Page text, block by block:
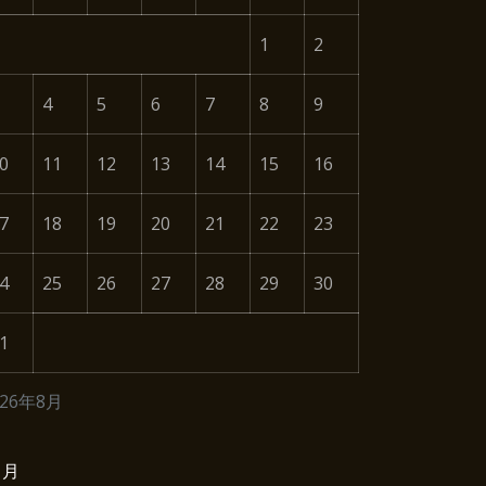
年8月
1 2
4 5 6 7 8 9
11 12 13 14 15 16
18 19 20 21 22 23
25 26 27 28 29 30